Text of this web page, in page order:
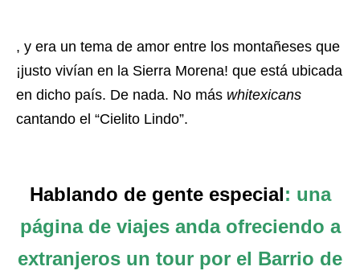
, y era un tema de amor entre los montañeses que
¡justo vivían en la Sierra Morena! que está ubicada
en dicho país. De nada. No más whitexicans
cantando el “Cielito Lindo”.
Hablando de gente especial: una
página de viajes anda ofreciendo a
extranjeros un tour por el Barrio de